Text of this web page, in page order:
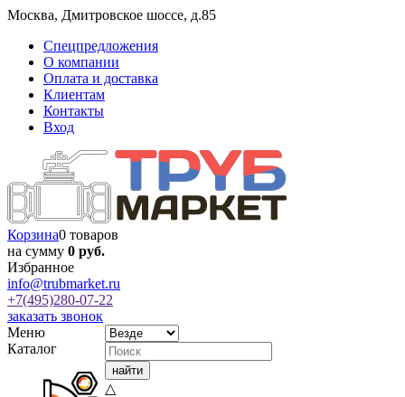
Москва, Дмитровское шоссе, д.85
Спецпредложения
О компании
Оплата и доставка
Клиентам
Контакты
Вход
Корзина0 товаров
на сумму 0 руб.
Избранное
info@trubmarket.ru
+7(495)280-07-22
заказать звонок
Меню
Каталог
△